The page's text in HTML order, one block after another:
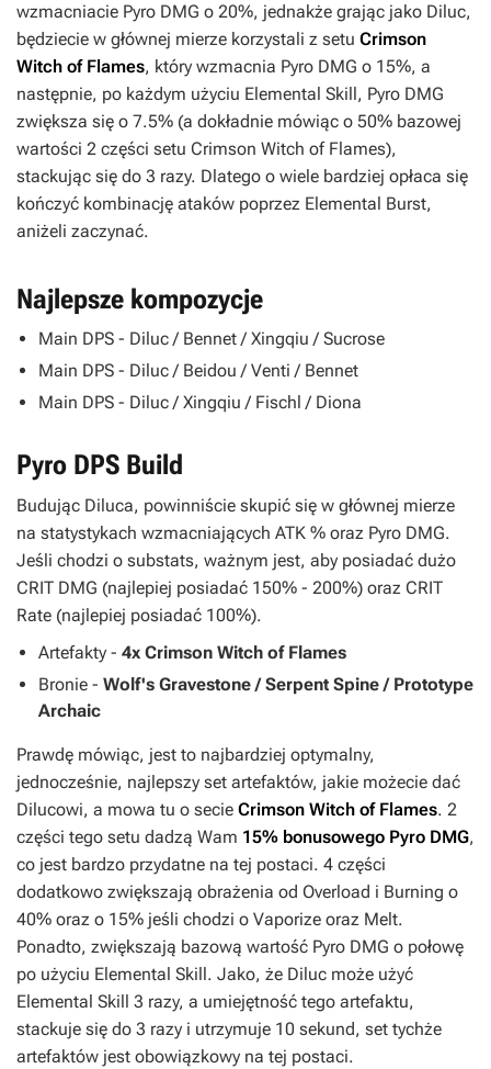
wzmacniacie Pyro DMG o 20%, jednakże grając jako Diluc,
będziecie w głównej mierze korzystali z setu Crimson
Witch of Flames, który wzmacnia Pyro DMG o 15%, a
następnie, po każdym użyciu Elemental Skill, Pyro DMG
zwiększa się o 7.5% (a dokładnie mówiąc o 50% bazowej
wartości 2 części setu Crimson Witch of Flames),
stackując się do 3 razy. Dlatego o wiele bardziej opłaca się
kończyć kombinację ataków poprzez Elemental Burst,
aniżeli zaczynać.
Najlepsze kompozycje
Main DPS - Diluc / Bennet / Xingqiu / Sucrose
Main DPS - Diluc / Beidou / Venti / Bennet
Main DPS - Diluc / Xingqiu / Fischl / Diona
Pyro DPS Build
Budując Diluca, powinniście skupić się w głównej mierze
na statystykach wzmacniających ATK % oraz Pyro DMG.
Jeśli chodzi o substats, ważnym jest, aby posiadać dużo
CRIT DMG (najlepiej posiadać 150% - 200%) oraz CRIT
Rate (najlepiej posiadać 100%).
Artefakty - 4x Crimson Witch of Flames
Bronie - Wolf's Gravestone / Serpent Spine / Prototype
Archaic
Prawdę mówiąc, jest to najbardziej optymalny,
jednocześnie, najlepszy set artefaktów, jakie możecie dać
Dilucowi, a mowa tu o secie Crimson Witch of Flames. 2
części tego setu dadzą Wam 15% bonusowego Pyro DMG,
co jest bardzo przydatne na tej postaci. 4 części
dodatkowo zwiększają obrażenia od Overload i Burning o
40% oraz o 15% jeśli chodzi o Vaporize oraz Melt.
Ponadto, zwiększają bazową wartość Pyro DMG o połowę
po użyciu Elemental Skill. Jako, że Diluc może użyć
Elemental Skill 3 razy, a umiejętność tego artefaktu,
stackuje się do 3 razy i utrzymuje 10 sekund, set tychże
artefaktów jest obowiązkowy na tej postaci.